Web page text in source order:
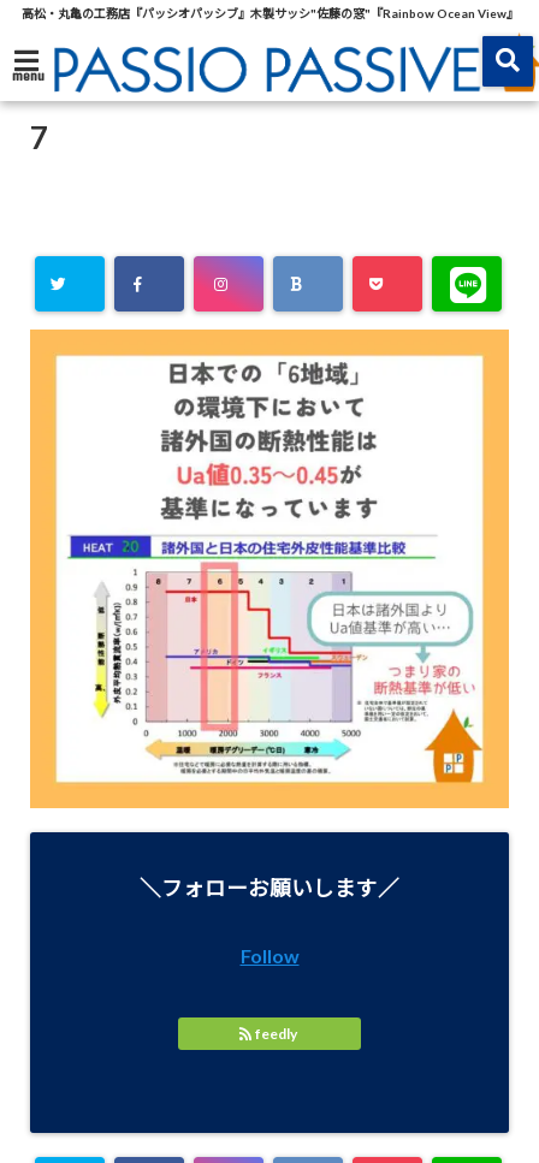
高松・丸亀の工務店『パッシオパッシブ』木製サッシ"佐藤の窓"『Rainbow Ocean View』
menu
7
＼フォローお願いします／
Follow
feedly